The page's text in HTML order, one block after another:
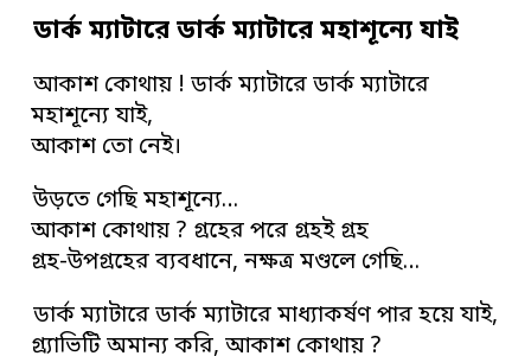
ডার্ক ম্যাটারে ডার্ক ম্যাটারে মহাশূন্যে যাই
আকাশ কোথায় ! ডার্ক ম্যাটারে ডার্ক ম্যাটারে
মহাশূন্যে যাই,
আকাশ তো নেই।
উড়তে গেছি মহাশূন্যে…
আকাশ কোথায় ? গ্রহের পরে গ্রহই গ্রহ
গ্রহ-উপগ্রহের ব্যবধানে, নক্ষত্র মণ্ডলে গেছি…
ডার্ক ম্যাটারে ডার্ক ম্যাটারে মাধ্যাকর্ষণ পার হয়ে যাই,
গ্র্যাভিটি অমান্য করি, আকাশ কোথায় ?